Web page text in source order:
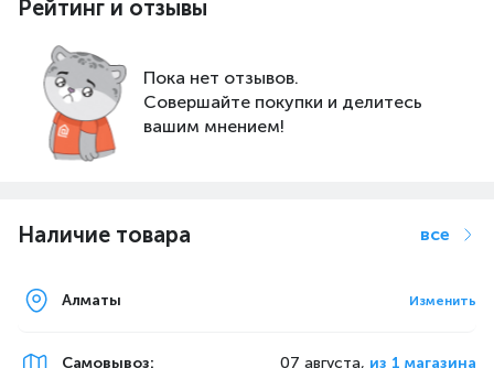
Рейтинг и отзывы
Пока нет отзывов.
Совершайте покупки и делитесь
вашим мнением!
Наличие товара все
Алматы Изменить
Самовывоз: 07 августа, из 1 магазина